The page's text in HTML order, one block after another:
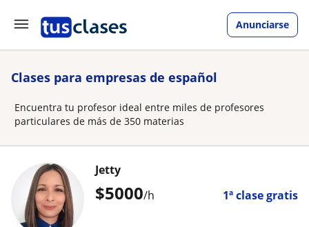
Anunciarse
Clases para empresas de español
Encuentra tu profesor ideal entre miles de profesores
particulares de más de 350 materias
$5000/h 1ª clase gratis
Jetty